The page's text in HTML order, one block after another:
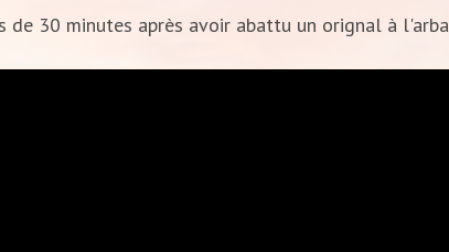
de 30 minutes après avoir abattu un orignal à